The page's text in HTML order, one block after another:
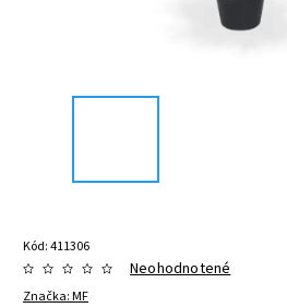
Kód:411306
Značka:MF
Neohodnotené